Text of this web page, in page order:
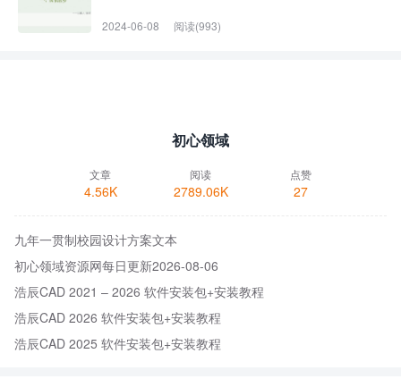
2024-06-08 阅读(993)
初心领域
文章
4.56K
阅读
2789.06K
点赞
27
九年一贯制校园设计方案文本
初心领域资源网每日更新2026-08-06
浩辰CAD 2021 – 2026 软件安装包+安装教程
浩辰CAD 2026 软件安装包+安装教程
浩辰CAD 2025 软件安装包+安装教程